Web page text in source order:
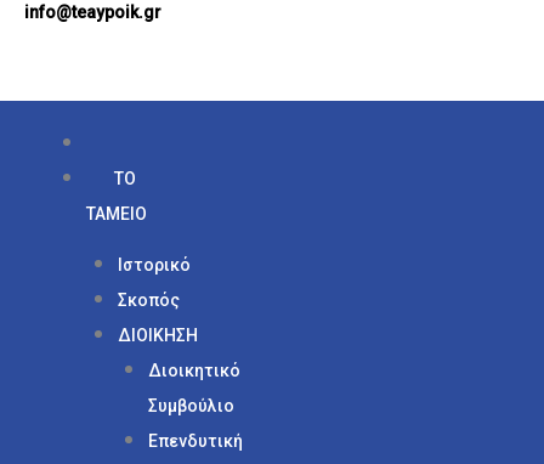
info@teaypoik.gr
ΤΟ
ΤΑΜΕΙΟ
Ιστορικό
Σκοπός
ΔΙΟΙΚΗΣΗ
Διοικητικό
Συμβούλιο
Επενδυτική